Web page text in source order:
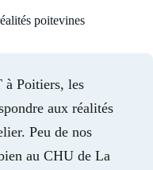
poitevines
à Poitiers, les
aux réalités
Peu de nos
au CHU de La